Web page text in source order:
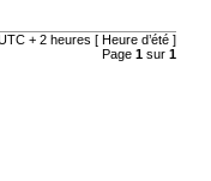
+ 2 heures [ Heure d’été ]
Page 1sur 1